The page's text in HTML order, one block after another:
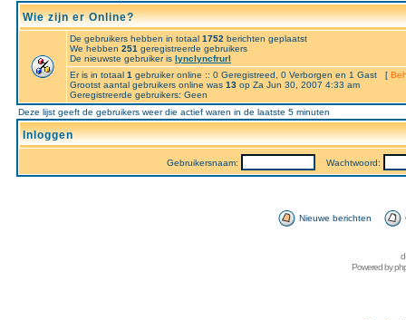
Wie zijn er Online?
De gebruikers hebben in totaal 1752 berichten geplaatst
We hebben 251 geregistreerde gebruikers
De nieuwste gebruiker is lynclyncfrurl
Er is in totaal 1 gebruiker online :: 0 Geregistreed, 0 Verborgen en 1 Gast [
Grootst aantal gebruikers online was 13 op Za Jun 30, 2007 4:33 am
Geregistreerde gebruikers: Geen
Deze lijst geeft de gebruikers weer die actief waren in de laatste 5 minuten
Inloggen
Gebruikersnaam: Wachtwoord:
Nieuwe berichten
Powered by